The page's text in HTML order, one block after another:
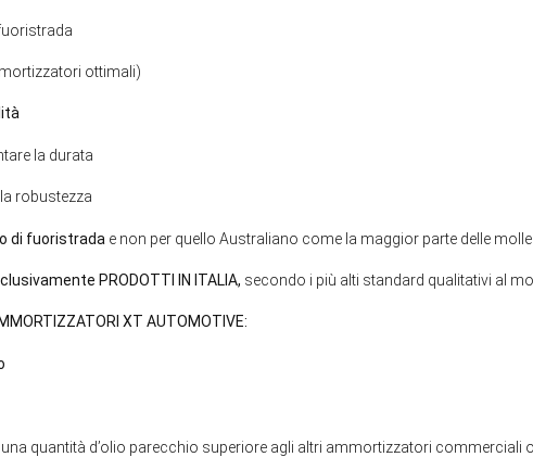
ottimali)
la durata
robustezza
di fuoristrada e non per quello Australiano come la maggior parte delle
PRODOTTI IN ITALIA, secondo i più alti standard qualitativi al
XT AUTOMOTIVE:
quantità d’olio parecchio superiore agli altri ammortizzatori commerciali